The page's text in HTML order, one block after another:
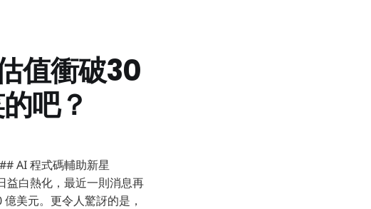
值衝破30
吧？
AI 程式碼輔助新星
益白熱化，最近一則消息再
美元。更令人驚訝的是，